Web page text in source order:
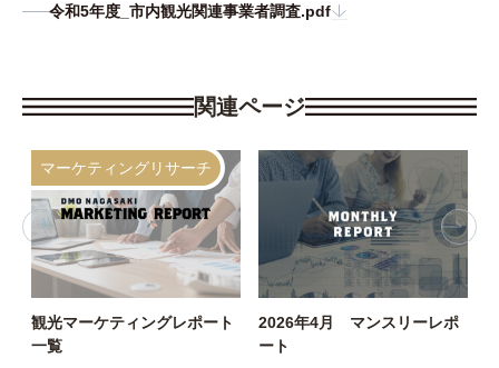
令和5年度_市内観光関連事業者調査.pdf
関連ページ
マーケティングリサーチ
観光マーケティングレポート
一覧
2026年4月 マンスリーレポ
ート